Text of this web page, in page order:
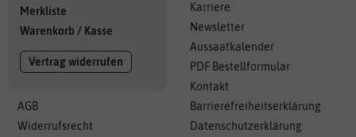
Merkliste
Warenkorb / Kasse
Vertrag widerrufen
AGB
Widerrufsrecht
Karriere
Newsletter
Aussaatkalender
PDF Bestellformular
Kontakt
Barrierefreiheitserklärung
Datenschutzerklärung